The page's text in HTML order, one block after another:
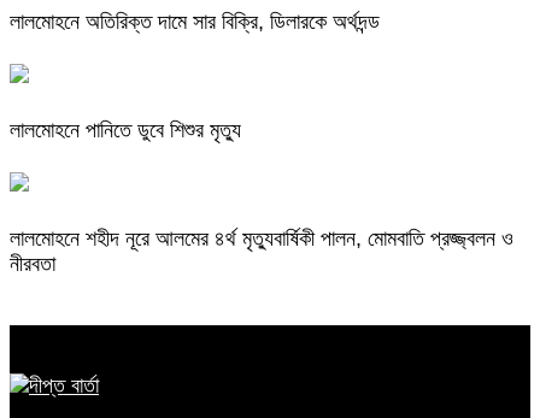
লালমোহনে অতিরিক্ত দামে সার বিক্রি, ডিলারকে অর্থদন্ড
লালমোহনে পানিতে ডুবে শিশুর মৃত্যু
লালমোহনে শহীদ নূরে আলমের ৪র্থ মৃত্যুবার্ষিকী পালন, মোমবাতি প্রজ্জ্বলন ও
নীরবতা